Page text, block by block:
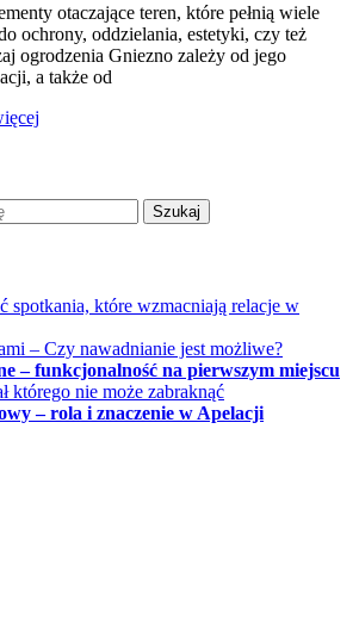
otaczające teren, które pełnią wiele
ochrony, oddzielania, estetyki, czy też
ogrodzenia Gniezno zależy od jego
a także od
spotkania, które wzmacniają relacje w
– Czy nawadnianie jest możliwe?
– funkcjonalność na pierwszym miejscu
którego nie może zabraknąć
– rola i znaczenie w Apelacji